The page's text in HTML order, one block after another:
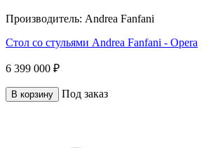
Производитель: Andrea Fanfani
Стол со стульями Andrea Fanfani - Opera
6 399 000 ₽
В корзину Под заказ